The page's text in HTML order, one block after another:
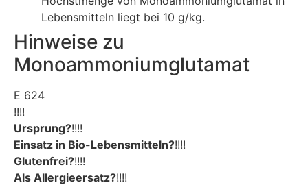
Lebensmitteln liegt bei 10 g/kg.
Hinweise zu
Monoammoniumglutamat
E 624
!!!!
Ursprung?!!!!
Einsatz in Bio-Lebensmitteln?!!!!
Glutenfrei?!!!!
Als Allergieersatz?!!!!